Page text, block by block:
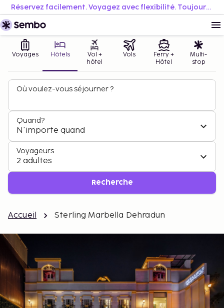
Réservez facilement. Voyagez avec flexibilité. Toujours au meilleur prix.
Voyages Hôtels
Vol +
hôtel
Vols
Ferry +
Hôtel
Multi-
stop
Où voulez-vous séjourner ?
Quand?
N'importe quand
Voyageurs
2 adultes
Recherche
Accueil Sterling Marbella Dehradun